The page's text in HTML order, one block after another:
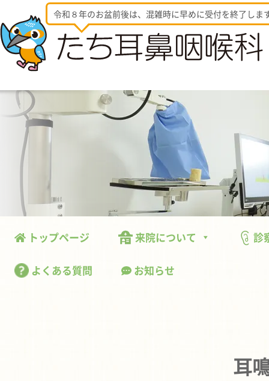
令和８年のお盆前後は、混雑時に早めに受付を終了しま
トップページ 来院について 診
よくある質問 お知らせ
耳